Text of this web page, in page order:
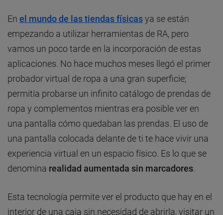
En el mundo de las tiendas físicasya se están
empezando a utilizar herramientas de RA, pero
vamos un poco tarde en la incorporación de estas
aplicaciones. No hace muchos meses llegó el primer
probador virtual de ropa a una gran superficie;
permitía probarse un infinito catálogo de prendas de
ropa y complementos mientras era posible ver en
una pantalla cómo quedaban las prendas. El uso de
una pantalla colocada delante de ti te hace vivir una
experiencia virtual en un espacio físico. Es lo que se
denomina realidad aumentada sin marcadores
Esta tecnología permite ver el producto que hay en el
interior de una caja sin necesidad de abrirla, visitar un